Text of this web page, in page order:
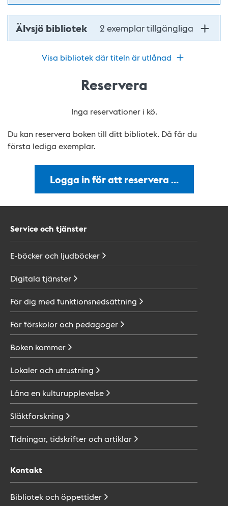
Älvsjö bibliotek 2 exemplar tillgängliga
Visa bibliotek där titeln är utlånad
Reservera
Inga reservationer i kö.
Du kan reservera boken till ditt bibliotek. Då får du
första lediga exemplar.
Logga in för att reservera …
Service och tjänster
E-böcker och ljudböcker
Digitala tjänster
För dig med funktionsnedsättning
För förskolor och pedagoger
Boken kommer
Lokaler och utrustning
Låna en kulturupplevelse
Släktforskning
Tidningar, tidskrifter ochartiklar
Kontakt
Bibliotek ochöppettider